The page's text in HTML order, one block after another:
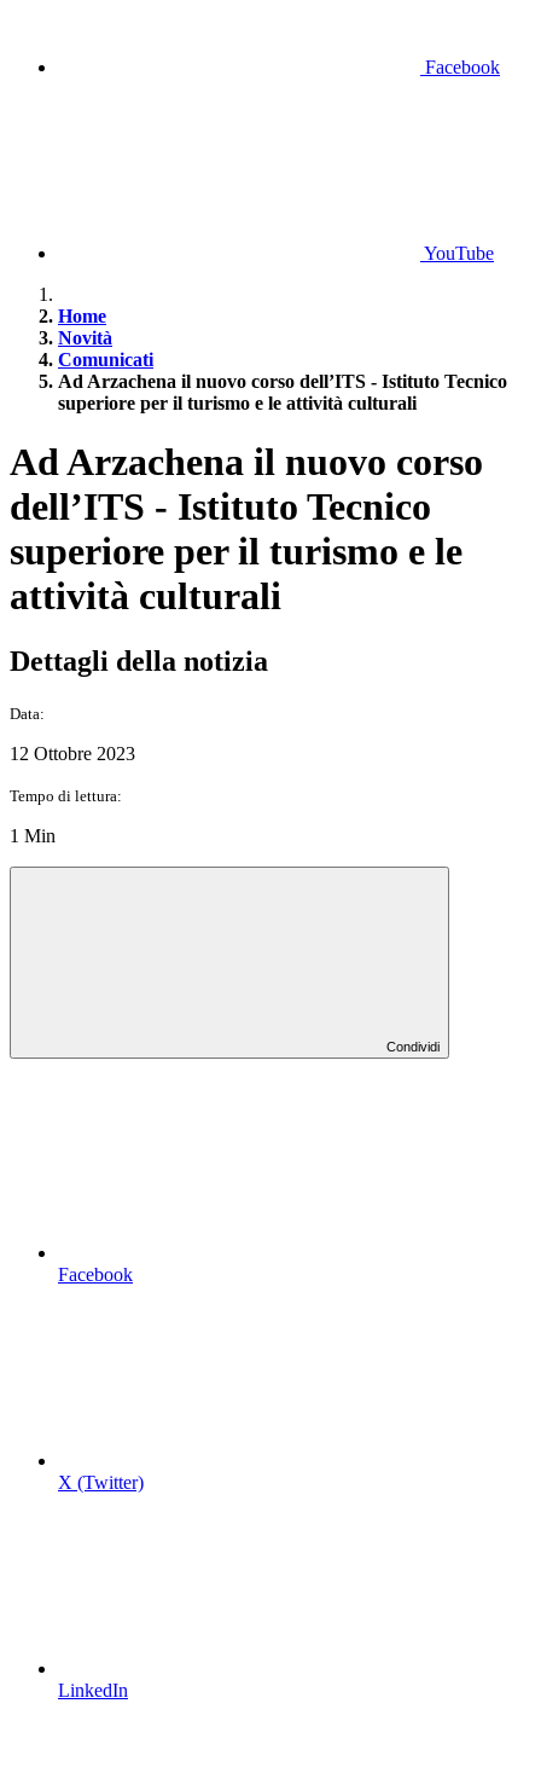
Facebook
YouTube
Home
Novità
Comunicati
Ad Arzachena il nuovo corso dell’ITS - Istituto Tecnico
superiore per il turismo e le attività culturali
Ad Arzachena il nuovo corso
dell’ITS - Istituto Tecnico
superiore per il turismo e le
attività culturali
Dettagli della notizia
Data:
12 Ottobre 2023
Tempo di lettura:
1 Min
Condividi
Facebook
X (Twitter)
LinkedIn